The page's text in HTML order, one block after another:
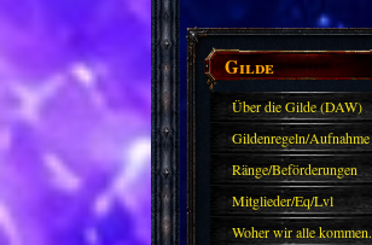
Gilde
Über die Gilde (DAW)
Gildenregeln/Aufnahme
Ränge/Beförderungen
Mitglieder/Eq/Lvl
Woher wir alle kommen.